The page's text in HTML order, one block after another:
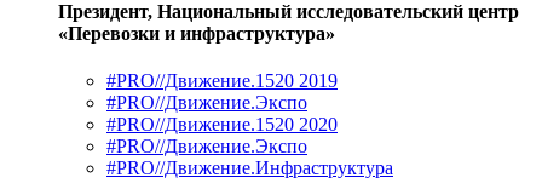
Президент, Национальный исследовательский центр
«Перевозки и инфраструктура»
#PRO//Движение.1520 2019
#PRO//Движение.Экспо
#PRO//Движение.1520 2020
#PRO//Движение.Экспо
#PRO//Движение.Инфраструктура